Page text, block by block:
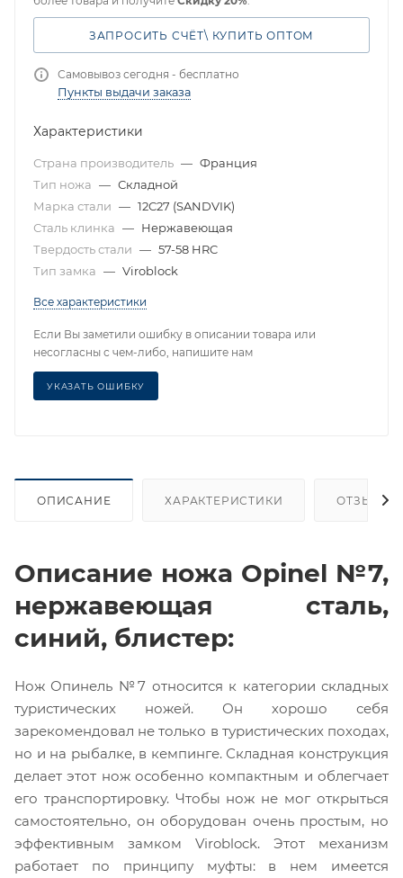
ЗАПРОСИТЬ СЧЁТ\ КУПИТЬ ОПТОМ
Самовывоз сегодня - бесплатно
Пункты выдачи заказа
Характеристики
Страна производитель — Франция
Тип ножа — Складной
Марка стали — 12C27 (SANDVIK)
Сталь клинка — Нержавеющая
Твердость стали — 57-58 HRC
Тип замка — Viroblock
Все характеристики
Если Вы заметили ошибку в описании товара или
несогласны с чем-либо, напишите нам
УКАЗАТЬ ОШИБКУ
ОПИСАНИЕ ХАРАКТЕРИСТИКИ ОТЗЫВЫ
Описание ножа Opinel №7,
нержавеющая сталь,
синий, блистер:
Нож Опинель №7 относится к категории складных
туристических ножей.
Он хорошо себя
зарекомендовал не только в туристических походах,
но и на рыбалке, в кемпинге. Складная конструкция
делает этот нож особенно компактным и облегчает
его транспортировку. Чтобы нож не мог открыться
самостоятельно, он оборудован очень простым, но
эффективным замком Viroblock. Этот механизм
работает по принципу муфты: в нем имеется